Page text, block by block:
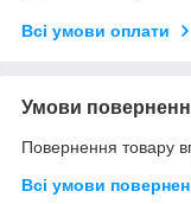
Всі умови оплати
Умови
Повернення товару
Всі умови